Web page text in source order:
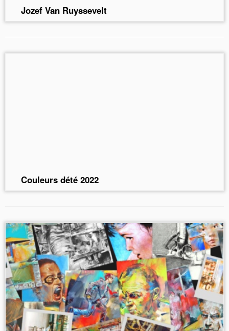
Jozef Van Ruyssevelt
Couleurs dété 2022